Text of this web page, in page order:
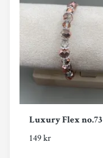
Luxury Flex no.73
149 kr